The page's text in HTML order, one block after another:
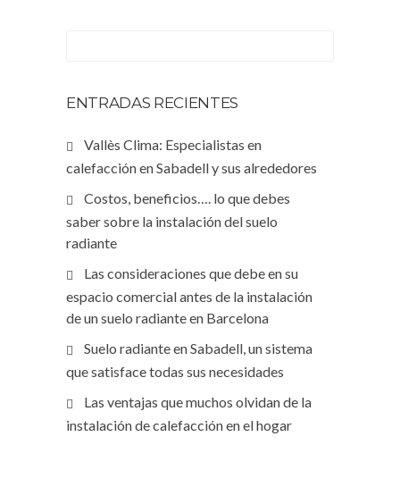
ENTRADAS RECIENTES
Vallès Clima: Especialistas en
calefacción en Sabadell y sus alrededores
Costos, beneficios…. lo que debes
saber sobre la instalación del suelo
radiante
Las consideraciones que debe en su
espacio comercial antes de la instalación
de un suelo radiante en Barcelona
Suelo radiante en Sabadell, un sistema
que satisface todas sus necesidades
Las ventajas que muchos olvidan de la
instalación de calefacción en el hogar